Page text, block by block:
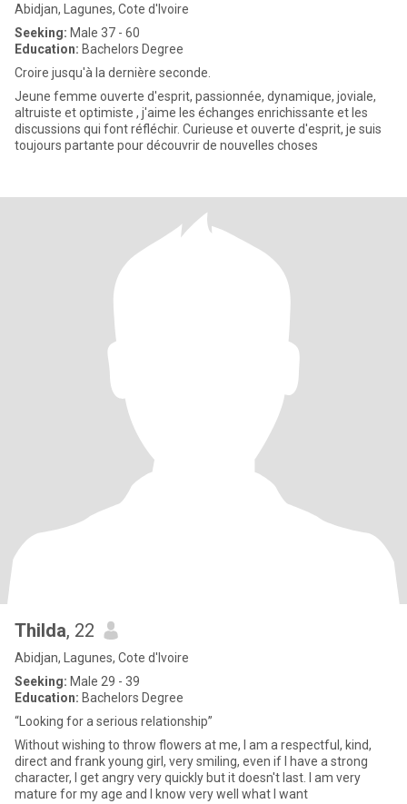
Abidjan, Lagunes, Cote d'Ivoire
Seeking: Male 37 - 60
Education: Bachelors Degree
Croire jusqu'à la dernière seconde.
Jeune femme ouverte d'esprit, passionnée, dynamique, joviale,
altruiste et optimiste , j'aime les échanges enrichissante et les
discussions qui font réfléchir. Curieuse et ouverte d'esprit, je suis
toujours partante pour découvrir de nouvelles choses
Thilda, 22
Abidjan, Lagunes, Cote d'Ivoire
Seeking: Male 29 - 39
Education: Bachelors Degree
“Looking for a serious relationship”
Without wishing to throw flowers at me, I am a respectful, kind,
direct and frank young girl, very smiling, even if I have a strong
character, I get angry very quickly but it doesn't last. I am very
mature for my age and I know very well what I want